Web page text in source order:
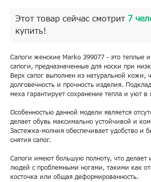
Этот товар сейчас смотрит 7
купить!
Сапоги женские Marko 399077 - это теплые
сапоги, предназначенные для носки при
Верх сапог выполнен из натуральной кожи,
долговечность и прочность изделия.
меха гарантирует сохранение тепла и уют в
Особенностью данной модели является
делает обувь максимально устойчивой и
Застежка-молния обеспечивает удобство и
снятия сапог.
Сапоги имеют большую полноту, что делает
людей с проблемными ногами, такими как
косточка или общая деформированность.